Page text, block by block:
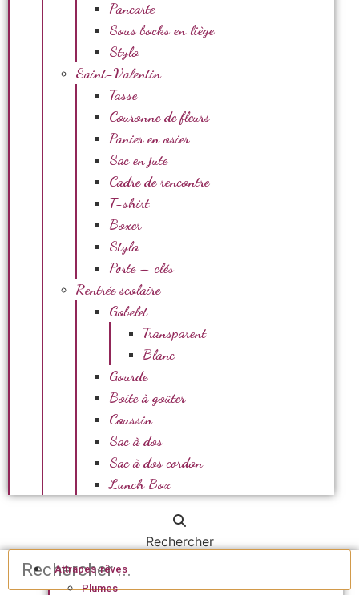
Pancarte
Sous bocks en liège
Stylo
Saint-Valentin
Tasse
Couronne de fleurs
Panier en osier
Sac en jute
Cadre de rencontre
T-shirt
Boxer
Stylo
Porte – clés
Rentrée scolaire
Gobelet
Transparent
Blanc
Gourde
Boite à goûter
Coussin
Sac à dos
Sac à dos cordon
Lunch Box
Rechercher
Attrapes-rêves
Plumes